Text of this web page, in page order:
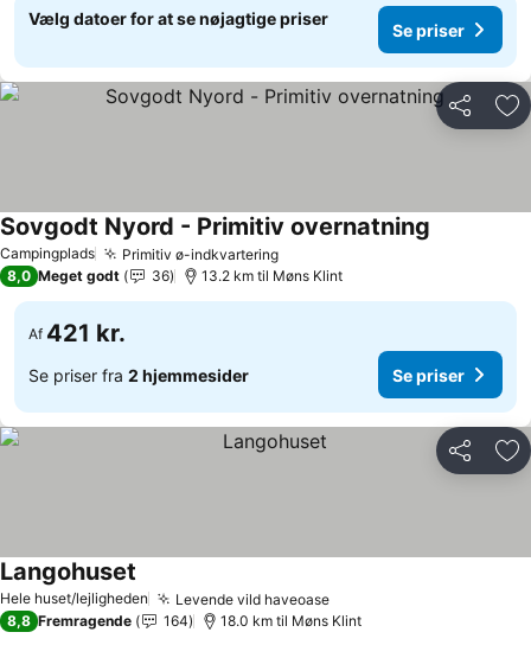
Vælg datoer for at se nøjagtige priser
Se priser
Del
Campingplads Primitiv ø-indkvartering
Sovgodt Nyord - Primitiv overnatning
8,0 Meget godt 36 13.2 km til Møns Klint
Af 421 kr.
Se priser fra 2 hjemmesider Se priser
Del
Hele huset/lejligheden Levende vild haveoase
Langohuset
8,8 Fremragende 164 18.0 km til Møns Klint